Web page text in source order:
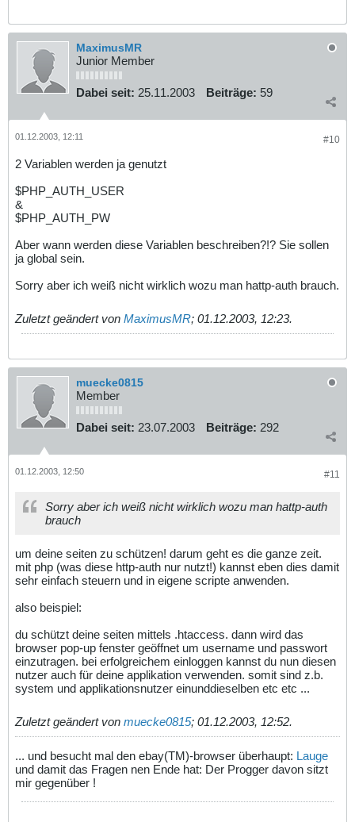
MaximusMR
Junior Member
Dabei seit: 25.11.2003 Beiträge: 59
#10
01.12.2003, 12:11
2 Variablen werden ja genutzt
$PHP_AUTH_USER
&
$PHP_AUTH_PW
Aber wann werden diese Variablen beschreiben?!? Sie sollen
ja global sein.
Sorry aber ich weiß nicht wirklich wozu man hattp-auth brauch.
Zuletzt geändert von MaximusMR; 01.12.2003, 12:23.
muecke0815
Member
Dabei seit: 23.07.2003 Beiträge: 292
#11
01.12.2003, 12:50
Sorry aber ich weiß nicht wirklich wozu man hattp-auth
brauch
um deine seiten zu schützen! darum geht es die ganze zeit.
mit php (was diese http-auth nur nutzt!) kannst eben dies damit
sehr einfach steuern und in eigene scripte anwenden.
also beispiel:
du schützt deine seiten mittels .htaccess. dann wird das
browser pop-up fenster geöffnet um username und passwort
einzutragen. bei erfolgreichem einloggen kannst du nun diesen
nutzer auch für deine applikation verwenden. somit sind z.b.
system und applikationsnutzer einunddieselben etc etc ...
Zuletzt geändert von muecke0815; 01.12.2003, 12:52.
... und besucht mal den ebay(TM)-browser überhaupt: Lauge
und damit das Fragen nen Ende hat: Der Progger davon sitzt
mir gegenüber !